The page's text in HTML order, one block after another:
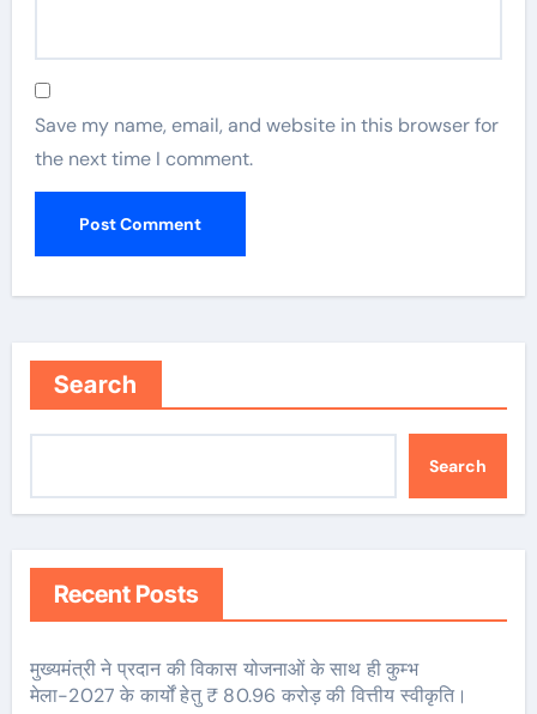
Save my name, email, and website in this browser for
the next time I comment.
Search
Search
Recent Posts
मुख्यमंत्री ने प्रदान की विकास योजनाओं के साथ ही कुम्भ
मेला-2027 के कार्यों हेतु ₹ 80.96 करोड़ की वित्तीय स्वीकृति।